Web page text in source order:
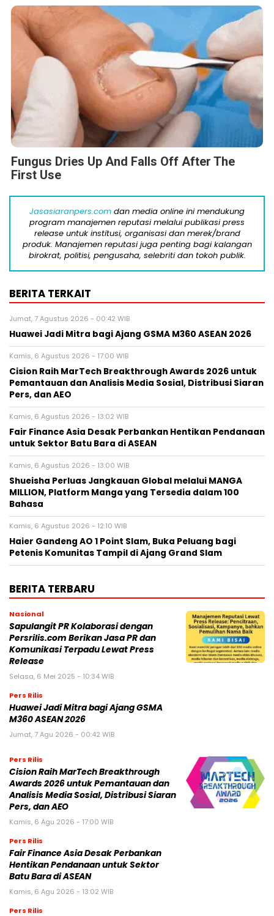
Fungus Dries Up And Falls Off After The
First Use
Jasasiaranpers.com dan media online ini mendukung
program manajemen reputasi melalui publikasi press
release untuk institusi, organisasi dan merek/brand
produk. Manajemen reputasi juga penting bagi kalangan
birokrat, politisi, pengusaha, selebriti dan tokoh publik.
BERITA TERKAIT
Jumat, 7 Agustus 2026 - 00:42 WIB
Huawei Jadi Mitra bagi Ajang GSMA M360 ASEAN 2026
Kamis, 6 Agustus 2026 - 17:00 WIB
Cision Raih MarTech Breakthrough Awards 2026 untuk
Pemantauan dan Analisis Media Sosial, Distribusi Siaran
Pers, dan AEO
Kamis, 6 Agustus 2026 - 13:02 WIB
Fair Finance Asia Desak Perbankan Hentikan Pendanaan
untuk Sektor Batu Bara di ASEAN
Kamis, 6 Agustus 2026 - 13:00 WIB
Shueisha Perluas Jangkauan Global melalui MANGA
MILLION, Platform Manga yang Tersedia dalam 100
Bahasa
Kamis, 6 Agustus 2026 - 12:10 WIB
Haier Gandeng AO 1 Point Slam, Buka Peluang bagi
Petenis Komunitas Tampil di Ajang Grand Slam
BERITA TERBARU
Nasional
Sapulangit PR Kolaborasi dengan
Persrilis.com Berikan Jasa PR dan
Komunikasi Terpadu Lewat Press
Release
Selasa, 6 Mei 2025 - 10:34 WIB
Pers Rilis
Huawei Jadi Mitra bagi Ajang GSMA
M360 ASEAN 2026
Jumat, 7 Agu 2026 - 00:42 WIB
Pers Rilis
Cision Raih MarTech Breakthrough
Awards 2026 untuk Pemantauan dan
Analisis Media Sosial, Distribusi Siaran
Pers, dan AEO
Kamis, 6 Agu 2026 - 17:00 WIB
Pers Rilis
Fair Finance Asia Desak Perbankan
Hentikan Pendanaan untuk Sektor
Batu Bara di ASEAN
Kamis, 6 Agu 2026 - 13:02 WIB
Pers Rilis